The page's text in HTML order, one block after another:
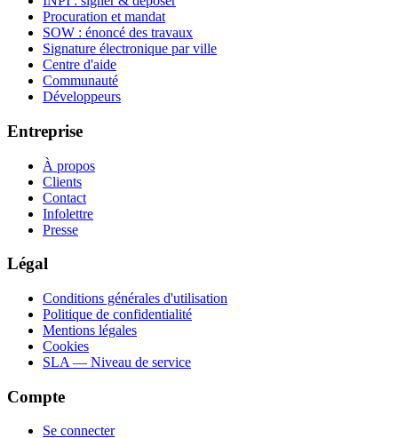
Procuration et mandat
SOW : énoncé des travaux
Signature électronique par ville
Centre d'aide
Communauté
Développeurs
Entreprise
À propos
Clients
Contact
Infolettre
Presse
Légal
Conditions générales d'utilisation
Politique de confidentialité
Mentions légales
Cookies
SLA — Niveau de service
Compte
Se connecter